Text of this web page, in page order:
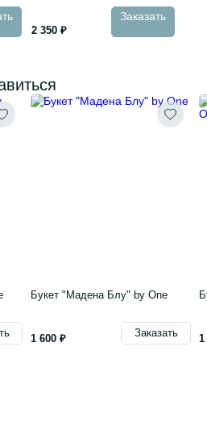
2 350 ₽
Заказать
Букет "Мадена Блу" by One
1 600 ₽ Заказать 1